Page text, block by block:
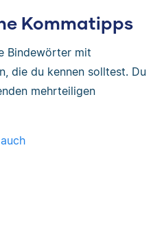
Kommatipps
Bindewörter mit
die du kennen solltest. Du
mehrteiligen